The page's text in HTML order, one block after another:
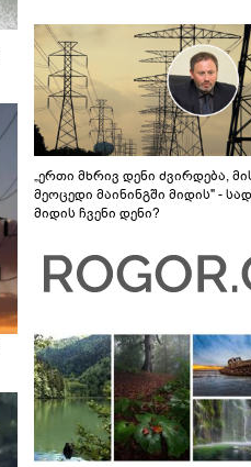
„ერთი მხრივ დენი ძვირდება,
მეოცედი მაინინგში მიდის" - სად
მიდის ჩვენი დენი?